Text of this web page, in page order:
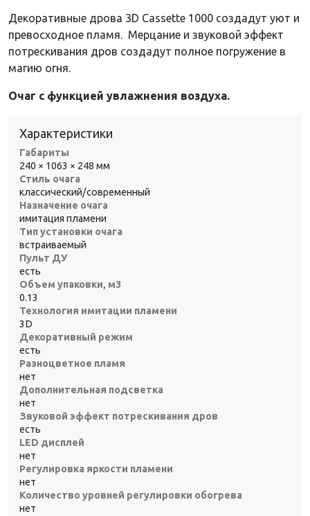
Декоративные дрова 3D Cassette 1000 создадут уют и
превосходное пламя. Мерцание и звуковой эффект
потрескивания дров создадут полное погружение в
магию огня.
Очаг с функцией увлажнения воздуха.
Характеристики
Габариты
240 × 1063 × 248 мм
Стиль очага
классический/современный
Назначение очага
имитация пламени
Тип установки очага
встраиваемый
Пульт ДУ
есть
Объем упаковки, м3
0.13
Технология имитации пламени
3D
Декоративный режим
есть
Разноцветное пламя
нет
Дополнительная подсветка
нет
Звуковой эффект потрескивания дров
есть
LED дисплей
нет
Регулировка яркости пламени
нет
Количество уровней регулировки обогрева
нет